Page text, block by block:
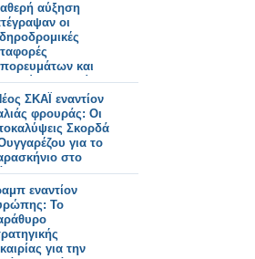
αύξηση
οι
και
στην Κίνα
πρώτους πέντε
ΣΚΑΪ εναντίον
φρουράς: Οι
Σκορδά
για το
στο
εναντίον
Το
για την